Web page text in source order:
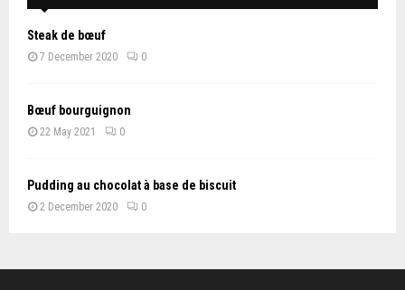
Steak de bœuf
7 December 2020 0
Bœuf bourguignon
22 May 2021 0
Pudding au chocolat à base de biscuit
2 December 2020 0